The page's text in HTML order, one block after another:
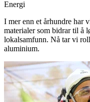
Energi
I mer enn et århundre har
materialer som bidrar til å
lokalsamfunn. Nå tar vi
aluminium.